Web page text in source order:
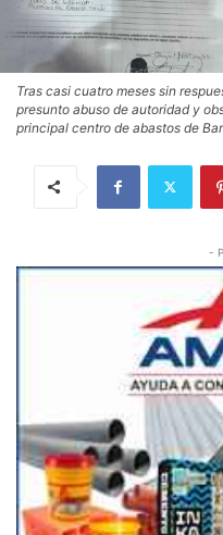
Tras casi cuatro meses sin
presunto abuso de autoridad y
principal centro de abastos de
-